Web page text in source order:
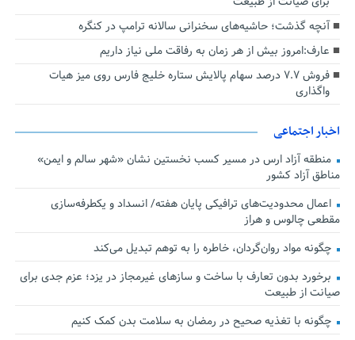
آنچه گذشت؛ حاشیه‌های سخنرانی سالانه ترامپ در کنگره
عارف:امروز بیش از هر زمان به رفاقت ملی نیاز داریم
فروش ۷.۷ درصد سهام پالایش ستاره خلیج فارس روی میز هیات
واگذاری
اخبار اجتماعی
منطقه آزاد ارس در مسیر کسب نخستین نشان «شهر سالم و ایمن»
مناطق آزاد کشور
اعمال محدودیت‌های ترافیکی پایان هفته/ انسداد و یکطرفه‌سازی
مقطعی چالوس و هراز
چگونه مواد روان‌گردان، خاطره را به توهم تبدیل می‌کند
برخورد بدون تعارف با ساخت‌ و سازهای غیرمجاز در یزد؛ عزم جدی برای
صیانت از طبیعت
چگونه با تغذیه صحیح در رمضان به سلامت بدن کمک کنیم